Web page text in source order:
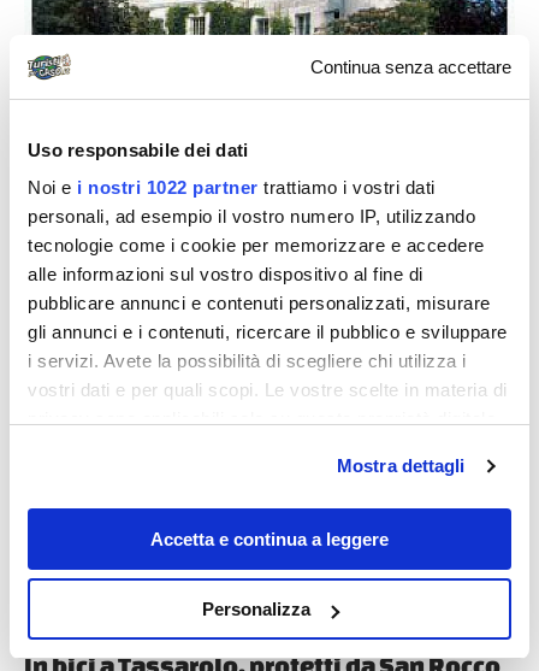
Continua senza accettare
Uso responsabile dei dati
Noi e i nostri 1022 partner trattiamo i vostri dati
personali, ad esempio il vostro numero IP, utilizzando
tecnologie come i cookie per memorizzare e accedere
alle informazioni sul vostro dispositivo al fine di
pubblicare annunci e contenuti personalizzati, misurare
gli annunci e i contenuti, ricercare il pubblico e sviluppare
i servizi. Avete la possibilità di scegliere chi utilizza i
vostri dati e per quali scopi. Le vostre scelte in materia di
modificare o revocare il proprio consenso in qualsiasi
momento dalla Dichiarazione sui cookie o facendo clic
sull'icona di attivazione della privacy.
raccogliere informazioni sulla tua posizione
geografica, con un'approssimazione di qualche
Mostra dettagli
Accetta e continua a leggere
Personalizza
Monferrato esperienze da gustare
Se a un pittore si chiedesse di dipingere il piacere
pensando a un paesaggio, molto probabilmente
l'artista ci consegnerebbe delle delicate...
Diari di viaggio
Francesca Bertha
In bici a Tassarolo, protetti da San Rocco